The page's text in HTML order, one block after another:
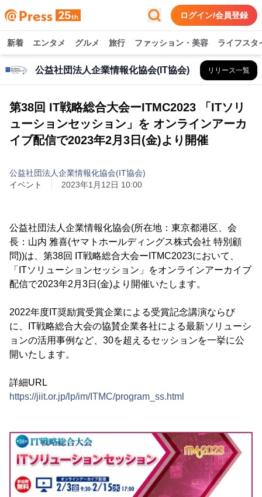
ログイン/会員登録
新着 エンタメ グルメ 旅行 ファッション・美容 ライフスタ
公益社団法人企業情報化協会(IT協会) リリース一覧
第38回 IT戦略総合大会ーITMC2023 「ITソリ
ューションセッション」を オンラインアーカ
イブ配信で2023年2月3日(金)より開催
公益社団法人企業情報化協会(IT協会)
イベント
2023年1月12日 10:00
公益社団法人企業情報化協会(所在地：東京都港区、会
長：山内 雅喜(ヤマトホールディングス株式会社 特別顧
問))は、第38回 IT戦略総合大会ーITMC2023において、
「ITソリューションセッション」をオンラインアーカイブ
配信で2023年2月3日(金)より開催いたします。
2022年度IT奨励賞受賞企業による受賞記念講演ならび
に、IT戦略総合大会の協賛企業各社による最新ソリューシ
ョンの活用事例など、30を超えるセッションを一挙に公
開いたします。
詳細URL
https://jiit.or.jp/lp/im/ITMC/program_ss.html